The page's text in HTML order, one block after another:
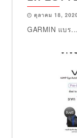
ตุลาคม 18,
GARMIN แบร...